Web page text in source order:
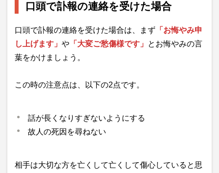
口頭で訃報の連絡を受けた場合
口頭で訃報の連絡を受けた場合は、まず 「お悔やみ申
し上げます」 や 「大変ご愁傷様です」
とお悔やみの言
葉をかけましょう。
この時の注意点は、以下の2点です。
話が長くなりすぎないようにする
故人の死因を尋ねない
相手は大切な方を亡くして亡くして傷心していると思